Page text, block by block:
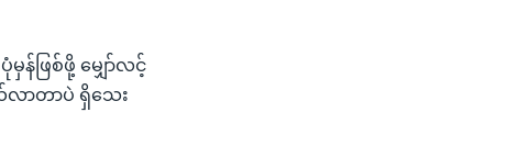
န်ဖြစ်ဖို့ မျှော်လင့်
လာတာပဲ ရှိသေး